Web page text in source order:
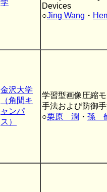
学
Devices
○Jing Wang ・
金沢大学
（角間キ
ャンパ
ス）
学習型画像圧縮
手法および防御
○栗原 潤 ・ 孫